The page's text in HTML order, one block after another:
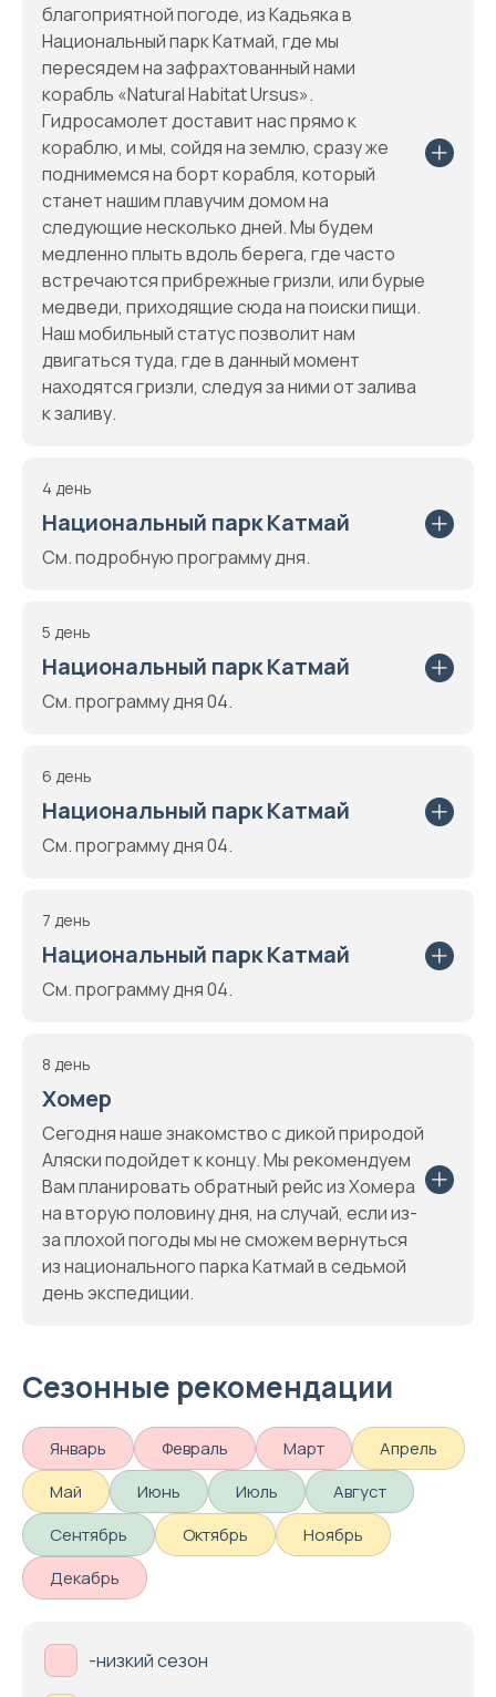
благоприятной погоде, из Кадьяка в
Национальный парк Катмай, где мы
пересядем на зафрахтованный нами
корабль «Natural Habitat Ursus».
Гидросамолет доставит нас прямо к
кораблю, и мы, сойдя на землю, сразу же
поднимемся на борт корабля, который
станет нашим плавучим домом на
следующие несколько дней. Мы будем
медленно плыть вдоль берега, где часто
встречаются прибрежные гризли, или бурые
медведи, приходящие сюда на поиски пищи.
Наш мобильный статус позволит нам
двигаться туда, где в данный момент
находятся гризли, следуя за ними от залива
к заливу.
4 день
Национальный парк Катмай
См. подробную программу дня.
5 день
Национальный парк Катмай
См. программу дня 04.
6 день
Национальный парк Катмай
См. программу дня 04.
7 день
Национальный парк Катмай
См. программу дня 04.
8 день
Хомер
Сегодня наше знакомство с дикой природой
Аляски подойдет к концу. Мы рекомендуем
Вам планировать обратный рейс из Хомера
на вторую половину дня, на случай, если из-
за плохой погоды мы не сможем вернуться
из национального парка Катмай в седьмой
день экспедиции.
Сезонные рекомендации
Январь Февраль Март
Апрель
Май
Июнь Июль
Август
Сентябрь
Октябрь
Ноябрь
Декабрь
-низкий сезон